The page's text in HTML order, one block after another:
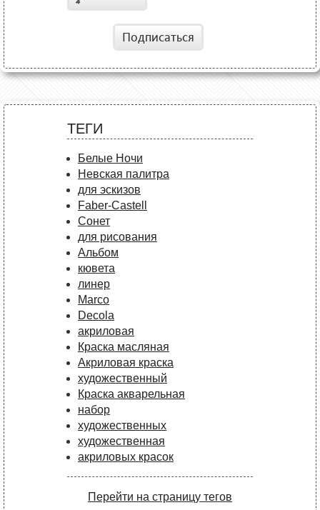
Подписаться
ТЕГИ
Белые Ночи
Невская палитра
для эскизов
Faber-Castell
Сонет
для рисования
Альбом
кювета
линер
Marco
Decola
акриловая
Краска масляная
Акриловая краска
художественный
Краска акварельная
набор
художественных
художественная
акриловых красок
Перейти на страницу тегов